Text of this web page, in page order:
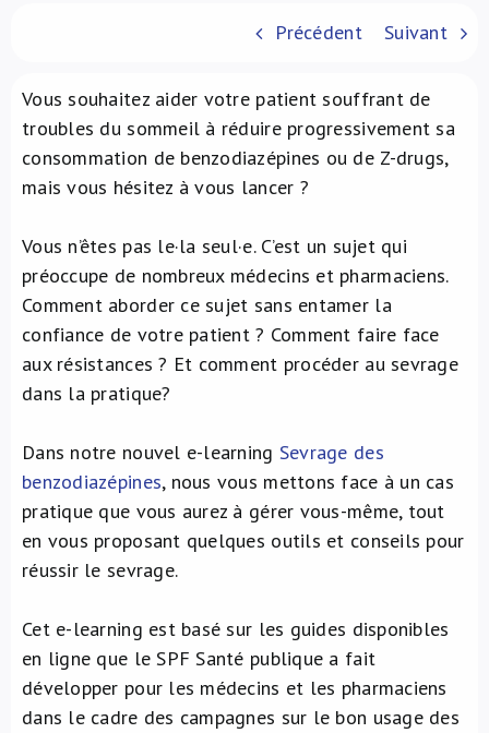
À propos de nous
Précédent Suivant
Vous souhaitez aider votre patient souffrant de
troubles du sommeil à réduire progressivement sa
consommation de benzodiazépines ou de Z-drugs,
mais vous hésitez à vous lancer ?
Vous n’êtes pas le·la seul·e. C’est un sujet qui
préoccupe de nombreux médecins et pharmaciens.
Comment aborder ce sujet sans entamer la
confiance de votre patient ? Comment faire face
aux résistances ? Et comment procéder au sevrage
dans la pratique?
Dans notre nouvel e-learning Sevrage des
benzodiazépines, nous vous mettons face à un cas
pratique que vous aurez à gérer vous-même, tout
en vous proposant quelques outils et conseils pour
réussir le sevrage.
Cet e-learning est basé sur les guides disponibles
en ligne que le SPF Santé publique a fait
développer pour les médecins et les pharmaciens
dans le cadre des campagnes sur le bon usage des